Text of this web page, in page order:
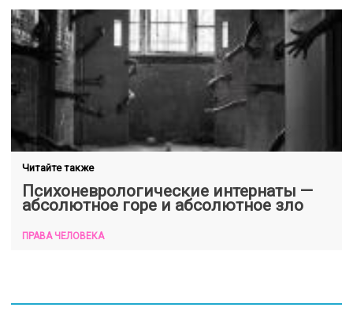
Читайте также
Психоневрологические интернаты —
абсолютное горе и абсолютное зло
ПРАВА ЧЕЛОВЕКА